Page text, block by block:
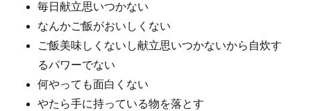
毎日献立思いつかない
なんかご飯がおいしくない
ご飯美味しくないし献立思いつかないから自炊す
るパワーでない
何やっても面白くない
やたら手に持っている物を落とす